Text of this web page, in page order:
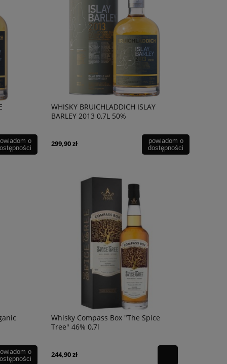
Nature Reserva
59,90 zł
karton
254,90 zł
o
WHISKY BRUICHLADDICH ISLAY
BARLEY 2013 0,7L 50%
299,90 zł
powiadom o
dostępności
o
Whisky Compass Box "The Spice
Tree" 46% 0,7l
244,90 zł